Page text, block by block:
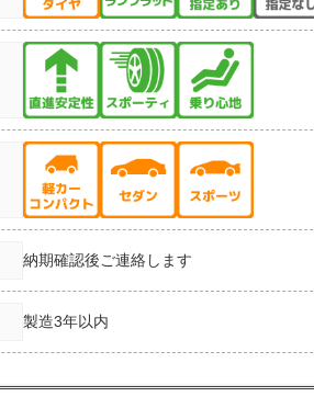
納期確認後ご連絡します
製造3年以内